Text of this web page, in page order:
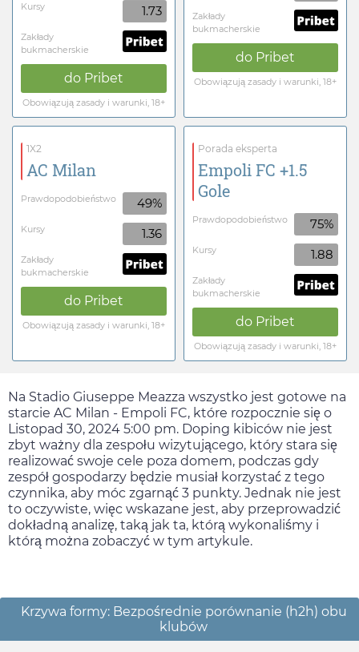
Kursy 1.73
Zakłady
bukmacherskie
do Pribet
Obowiązują zasady i warunki, 18+
Zakłady
bukmacherskie
do Pribet
Obowiązują zasady i warunki, 18+
1X2
AC Milan
Prawdopodobieństwo 49%
Kursy 1.36
Zakłady
bukmacherskie
do Pribet
Obowiązują zasady i warunki, 18+
Porada eksperta
Empoli FC +1.5
Gole
Prawdopodobieństwo 75%
Kursy 1.88
Zakłady
bukmacherskie
do Pribet
Obowiązują zasady i warunki, 18+
Na Stadio Giuseppe Meazza wszystko jest gotowe na
starcie AC Milan - Empoli FC, które rozpocznie się o
Listopad 30, 2024 5:00 pm. Doping kibiców nie jest
zbyt ważny dla zespołu wizytującego, który stara się
realizować swoje cele poza domem, podczas gdy
zespół gospodarzy będzie musiał korzystać z tego
czynnika, aby móc zgarnąć 3 punkty. Jednak nie jest
to oczywiste, więc wskazane jest, aby przeprowadzić
dokładną analizę, taką jak ta, którą wykonaliśmy i
którą można zobaczyć w tym artykule.
Krzywa formy: Bezpośrednie porównanie (h2h) obu
klubów